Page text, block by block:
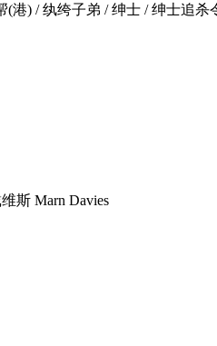
) / 纨绔子弟 / 绅士 / 绅士追杀
斯 Marn Davies